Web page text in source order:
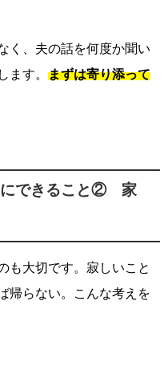
く、夫の話を何度か聞い
ます。 まずは寄り添って
にできること② 家
も大切です。寂しいこと
帰らない。こんな考えを